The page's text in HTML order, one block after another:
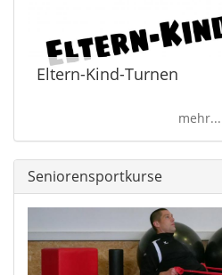
Eltern-Kind-Turnen
mehr...
Seniorensportkurse